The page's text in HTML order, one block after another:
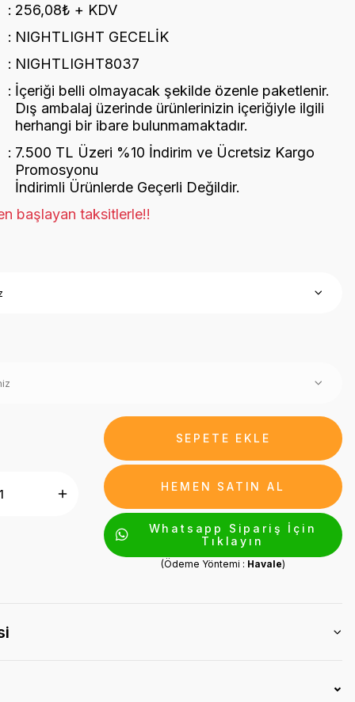
256,08₺ + KDV
NIGHTLIGHT GECELİK
NIGHTLIGHT8037
İçeriği belli olmayacak şekilde özenle paketlenir.
Dış ambalaj üzerinde ürünlerinizin içeriğiyle ilgili
herhangi bir ibare bulunmamaktadır.
7.500 TL Üzeri %10 İndirim ve Ücretsiz Kargo
Promosyonu
İndirimli Ürünlerde Geçerli Değildir.
başlayan taksitlerle!!
SEPETE EKLE
HEMEN SATIN AL
Whatsapp Sipariş İçin
Tıklayın
(Ödeme Yöntemi : Havale)